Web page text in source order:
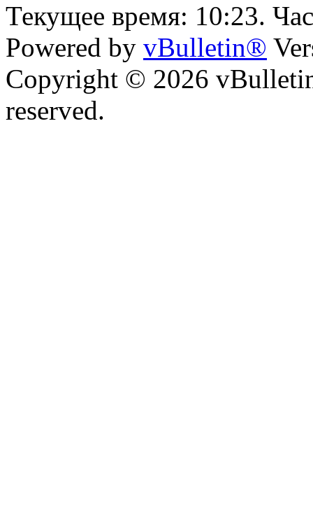
Текущее время: 10:23.
Powered by vBulletin®
Copyright © 2026
reserved.